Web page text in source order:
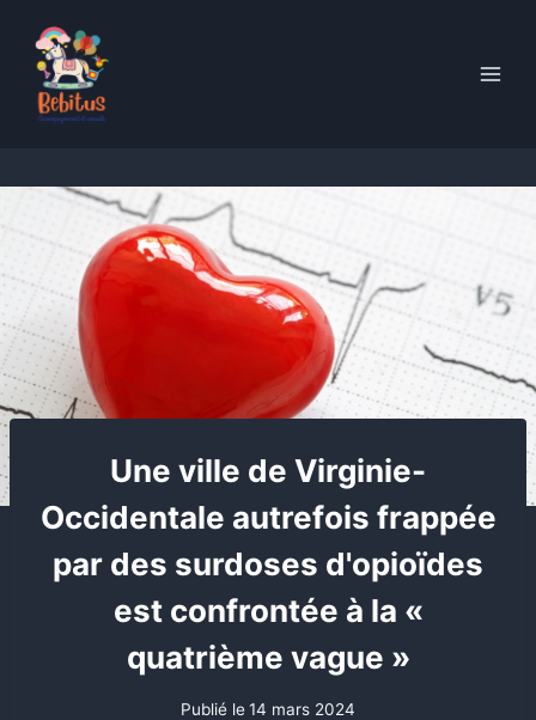
content
Une ville de Virginie-
Occidentale autrefois frappée
par des surdoses d'opioïdes
est confrontée à la «
quatrième vague »
Publié le14 mars 2024